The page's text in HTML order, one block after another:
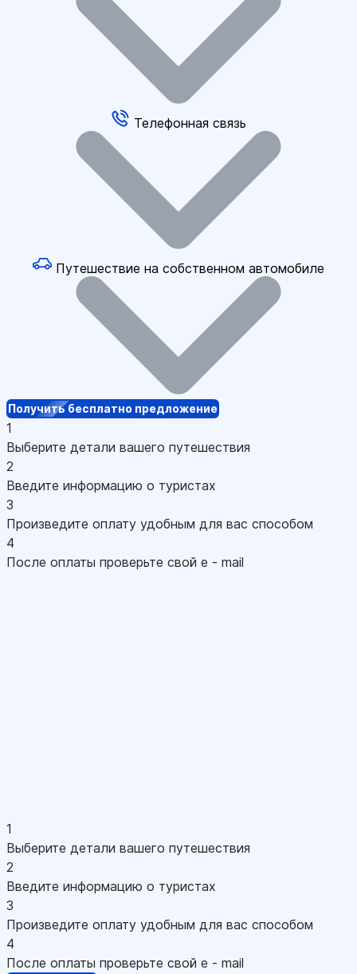
Телефонная связь
Путешествие на собственном автомобиле
Получить бесплатно предложение
1
Выберите детали вашего путешествия
2
Введите информацию о туристах
3
Произведите оплату удобным для вас способом
4
После оплаты проверьте свой e - mail
1
Выберите детали вашего путешествия
2
Введите информацию о туристах
3
Произведите оплату удобным для вас способом
4
После оплаты проверьте свой e - mail